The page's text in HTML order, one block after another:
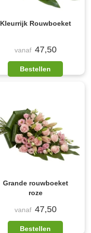
Kleurrijk Rouwboeket
vanaf 47,50
Bestellen
Grande rouwboeket
roze
vanaf 47,50
Bestellen